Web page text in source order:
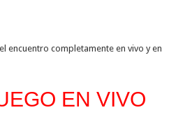
encuentro completamente en vivo y en
EN VIVO